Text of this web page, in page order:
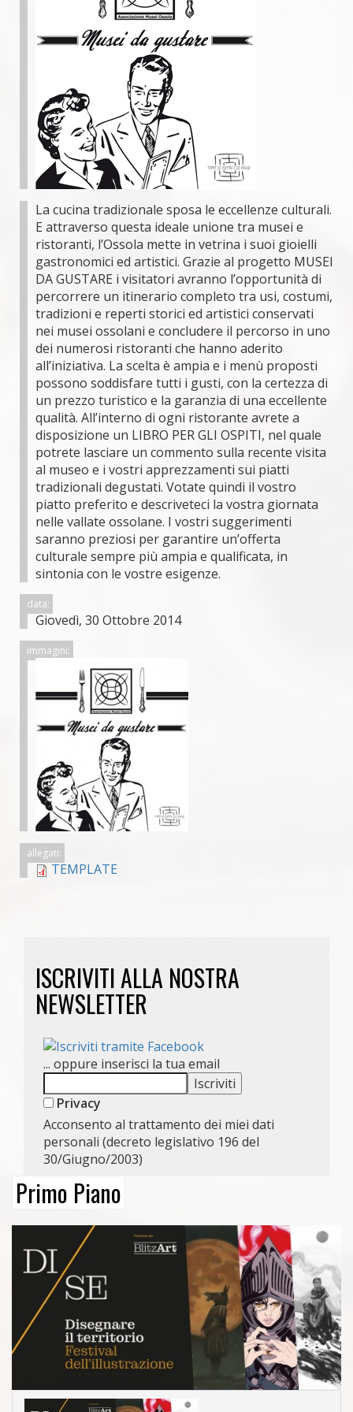
La cucina tradizionale sposa le eccellenze culturali.
E attraverso questa ideale unione tra musei e
ristoranti, l’Ossola mette in vetrina i suoi gioielli
gastronomici ed artistici. Grazie al progetto MUSEI
DA GUSTARE i visitatori avranno l’opportunità di
percorrere un itinerario completo tra usi, costumi,
tradizioni e reperti storici ed artistici conservati
nei musei ossolani e concludere il percorso in uno
dei numerosi ristoranti che hanno aderito
all’iniziativa. La scelta è ampia e i menù proposti
possono soddisfare tutti i gusti, con la certezza di
un prezzo turistico e la garanzia di una eccellente
qualità. All’interno di ogni ristorante avrete a
disposizione un LIBRO PER GLI OSPITI, nel quale
potrete lasciare un commento sulla recente visita
al museo e i vostri apprezzamenti sui piatti
tradizionali degustati. Votate quindi il vostro
piatto preferito e descriveteci la vostra giornata
nelle vallate ossolane. I vostri suggerimenti
saranno preziosi per garantire un’offerta
culturale sempre più ampia e qualificata, in
sintonia con le vostre esigenze.
data:
Giovedì, 30 Ottobre 2014
immagini:
allegati:
TEMPLATE
ISCRIVITI ALLA NOSTRA
NEWSLETTER
... oppure inserisci la tua email
Privacy
Acconsento al trattamento dei miei dati
personali (decreto legislativo 196 del
30/Giugno/2003)
Primo Piano